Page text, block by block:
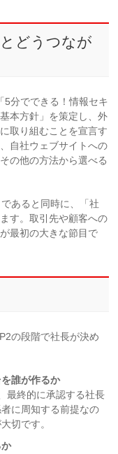
どうつなが
5分でできる！情報セキ
本方針」を策定し、外
取り組むことを宣言す
自社ウェブサイトへの
の他の方法から選べる
あると同時に、「社
す。取引先や顧客への
最初の大きな節目で
の段階で社長が決め
誰が作るか
最終的に承認する社長
に周知する前提なの
切です。